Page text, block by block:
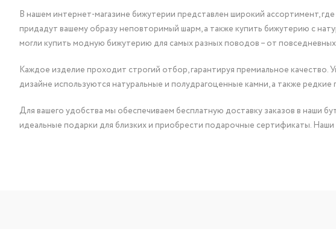
В нашем интернет-магазине бижутерии представлен широкий ассортимент,
придадут вашему образу неповторимый шарм, а также купить бижутерию с
могли купить модную бижутерию для самых разных поводов – от
Каждое изделие проходит строгий отбор, гарантируя премиальное
дизайне используются натуральные и полудрагоценные камни, а также
Для вашего удобства мы обеспечиваем бесплатную доставку заказов в наши
идеальные подарки для близких и приобрести подарочные сертификаты.